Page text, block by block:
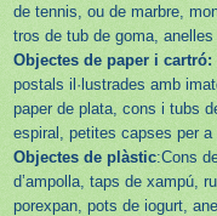
de tennis, ou de marbre,
tros de tub de goma, anelles
Objectes de paper i cartró:
postals il·lustrades amb
paper de plata, cons i tubs
espiral, petites capses per a
Objectes de plàstic:Cons
d’ampolla, taps de xampú,
porexpan, pots de iogurt,